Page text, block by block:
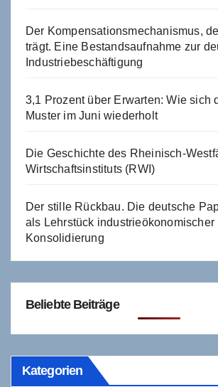
Der Kompensationsmechanismus,
trägt. Eine Bestandsaufnahme zur
Industriebeschäftigung
3,1 Prozent über Erwarten: Wie sich
Muster im Juni wiederholt
Die Geschichte des Rheinisch-
Wirtschaftsinstituts (RWI)
Der stille Rückbau. Die deutsche
als Lehrstück industrieökonomischer
Konsolidierung
Beliebte Beiträge
Kategorien